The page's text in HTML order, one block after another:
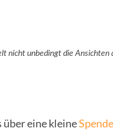
nicht unbedingt die Ansichten
eine kleineSpende